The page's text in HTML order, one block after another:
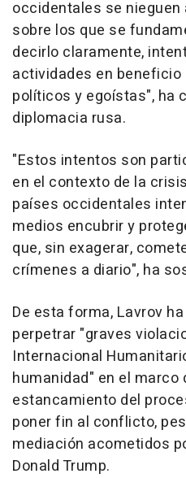
occidentales se
sobre los que se
decirlo claramente,
actividades en
políticos y egoístas", ha
diplomacia rusa.
"Estos intentos son
en el contexto de la
países occidentales
medios encubrir y
que, sin exagerar,
crímenes a diario", ha
De esta forma, Lavrov
perpetrar "graves
Internacional
humanidad" en el marco
estancamiento del
poner fin al conflicto,
mediación acometidos
Donald Trump.